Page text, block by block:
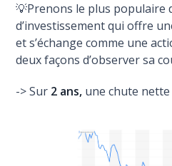
💡Prenons le plus populaire
d’investissement qui offre
et s’échange comme une
deux façons d’observer sa
-> Sur 2 ans, une chute